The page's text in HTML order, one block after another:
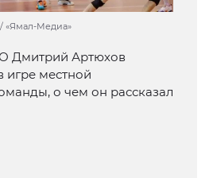
«Ямал-Медиа»
Дмитрий Артюхов
игре местной
о чем он рассказал